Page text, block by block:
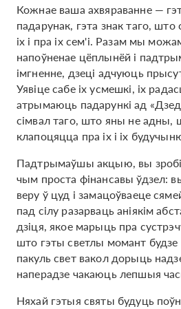
Кожнае ваша ахвяраванне —
падарунак, гэта знак таго, што
іх і пра іх сем'і. Разам мы
напоўненае цёплынёй і
імгненне, дзеці адчуюць
Уявіце сабе іх усмешкі, іх
атрымаюць падарункі ад
сімвал таго, што яны не адны,
клапоцяцца пра іх і іх
Падтрымаўшы акцыю, вы
чым проста фінансавы ўдзел:
веру ў цуд і замацоўваеце
пад сілу разарваць аніякім
дзіця, якое марыць пра
што гэты светлы момант
пакуль свет вакол дорыць
наперадзе чакаюць лепшыя
Няхай гэтыя святы будуць